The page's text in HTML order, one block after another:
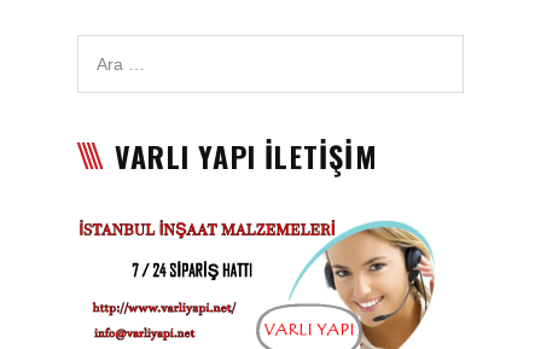
Satışı
Asma Tavan Malzemesi
Asma Tavan Karolam
Malzeme Satışı
VARLI YAPI İLETİŞİM